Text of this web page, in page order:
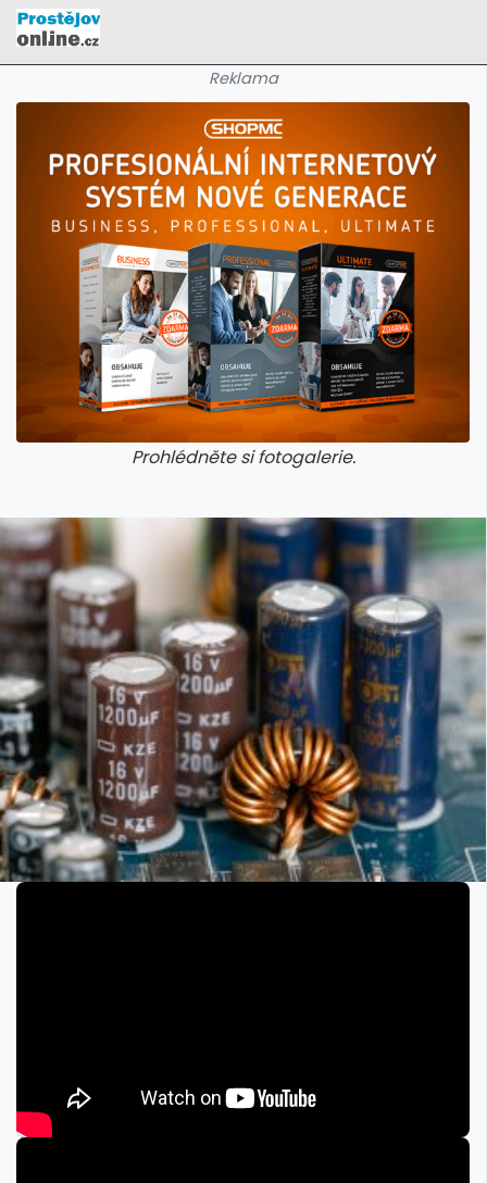
Reklama
Prohlédněte si fotogalerie.